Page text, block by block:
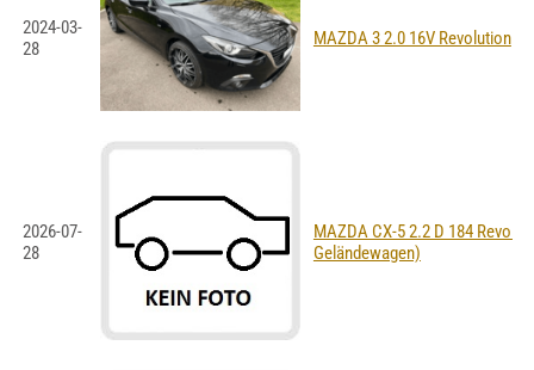
2024-03-
28
MAZDA 3 2.0 16V Revolution
2026-07-
28
MAZDA CX-5 2.2 D 184
Geländewagen)